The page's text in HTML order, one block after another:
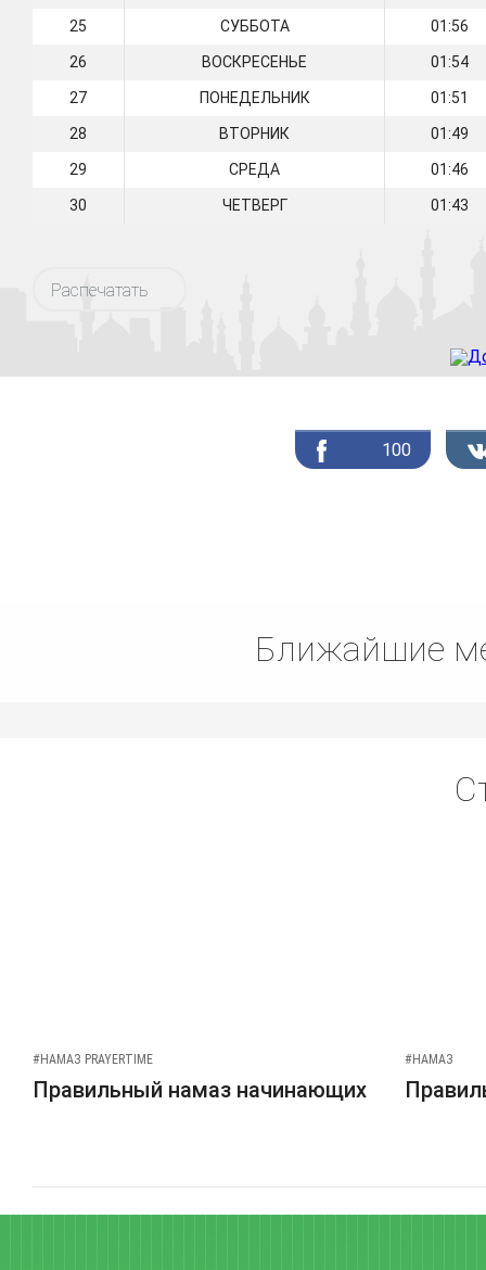
25 СУББОТА 01:56
26 ВОСКРЕСЕНЬЕ 01:54
27 ПОНЕДЕЛЬНИК 01:51
28 ВТОРНИК 01:49
29 СРЕДА 01:46
30 ЧЕТВЕРГ 01:43
Распечатать
100
Ближайшие
#НАМАЗ PRAYERTIME
Правильный намаз начинающих
#НАМАЗ